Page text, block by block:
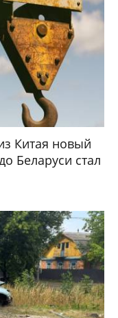
Китая новый
Беларуси стал